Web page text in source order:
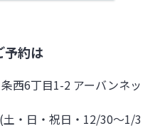
予約は
西6丁目1-2 アーバンネッ
・日・祝日・12/30～1/3